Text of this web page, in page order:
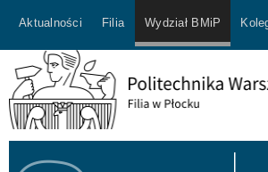
Aktualności Filia Wydział BMiP